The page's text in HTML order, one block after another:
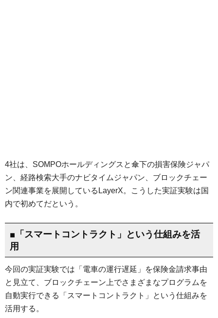
4社は、SOMPOホールディングスと傘下の損害保険ジャパ
ン、経路検索大手のナビタイムジャパン、ブロックチェー
ン関連事業を展開しているLayerX。こうした実証実験は国
内で初めてだという。
■「スマートコントラクト」という仕組みを活
用
今回の実証実験では「電車の運行遅延」を保険金請求事由
と見立て、ブロックチェーン上でさまざまなプログラムを
自動実行できる「スマートコントラクト」という仕組みを
活用する。